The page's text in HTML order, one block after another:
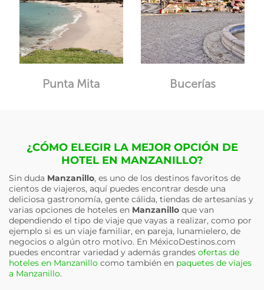
Punta Mita Bucerías
¿CÓMO ELEGIR LA MEJOR OPCIÓN DE
HOTEL EN MANZANILLO?
Sin duda Manzanillo, es uno de los destinos favoritos de
cientos de viajeros, aquí puedes encontrar desde una
deliciosa gastronomía, gente cálida, tiendas de artesanías y
varias opciones de hoteles en Manzanillo que van
dependiendo el tipo de viaje que vayas a realizar, como por
ejemplo si es un viaje familiar, en pareja, lunamielero, de
negocios o algún otro motivo. En MéxicoDestinos.com
puedes encontrar variedad y además grandes ofertas de
hoteles en Manzanillo como también en paquetes de viajes
a Manzanillo.